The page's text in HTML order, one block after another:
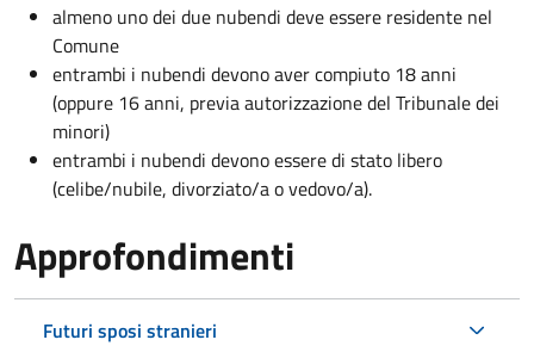
almeno uno dei due nubendi deve essere residente nel
Comune
entrambi i nubendi devono aver compiuto 18 anni
(oppure 16 anni, previa autorizzazione del Tribunale dei
minori)
entrambi i nubendi devono essere di stato libero
(celibe/nubile, divorziato/a o vedovo/a).
Approfondimenti
Futuri sposi stranieri